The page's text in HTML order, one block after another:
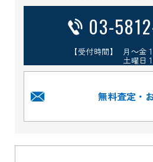
03-
【受付時間】 月～金
土曜日
無料査定・